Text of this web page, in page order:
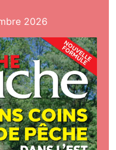
2026